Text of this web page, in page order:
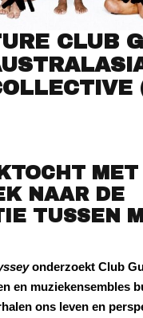
CLUB
NAAR DE
TUSSEN
onderzoekt Club
en muziekensembles
ons leven en